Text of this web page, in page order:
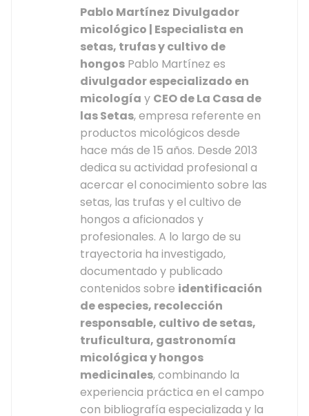
Pablo Martínez Divulgador
micológico | Especialista en
setas, trufas y cultivo de
hongos Pablo Martínez es
divulgador especializado en
micología y CEO de La Casa de
las Setas, empresa referente en
productos micológicos desde
hace más de 15 años. Desde 2013
dedica su actividad profesional a
acercar el conocimiento sobre las
setas, las trufas y el cultivo de
hongos a aficionados y
profesionales. A lo largo de su
trayectoria ha investigado,
documentado y publicado
contenidos sobre identificación
de especies, recolección
responsable, cultivo de setas,
truficultura, gastronomía
micológica y hongos
medicinales, combinando la
experiencia práctica en el campo
con bibliografía especializada y la